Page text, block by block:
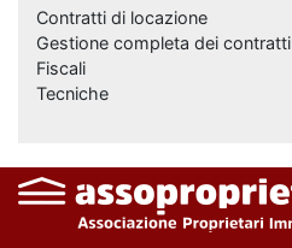
Contratti di locazione
Gestione completa dei contratti
Fiscali
Tecniche